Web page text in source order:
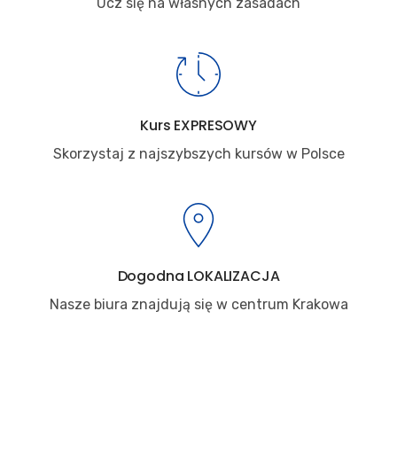
Kurs EXPRESOWY
Skorzystaj z najszybszych kursów w Polsce
Dogodna LOKALIZACJA
Nasze biura znajdują się w centrum Krakowa